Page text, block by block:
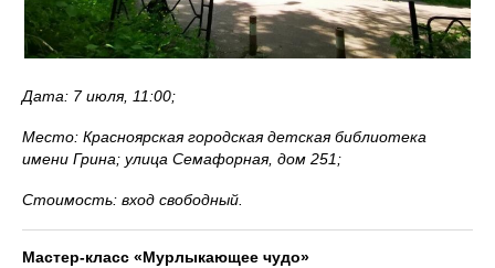
Дата: 7 июля, 11:00;
Место: Красноярская городская детская библиотека
имени Грина; улица Семафорная, дом 251;
Стоимость: вход свободный.
Мастер-класс «Мурлыкающее чудо»